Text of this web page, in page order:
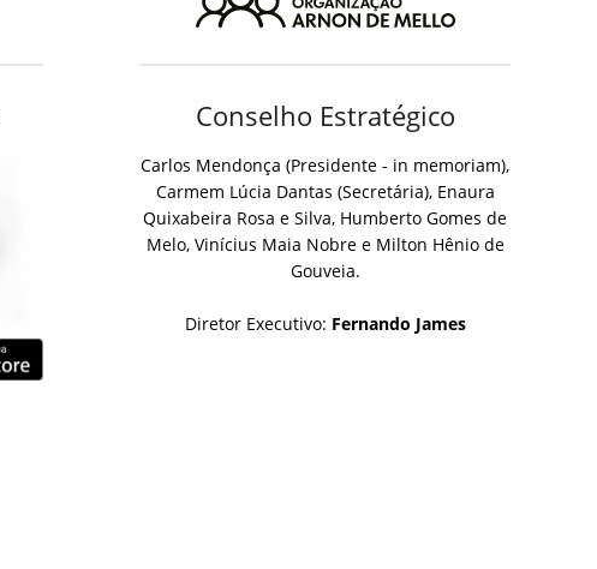
Conselho Estratégico
Carlos Mendonça (Presidente - in memoriam),
Carmem Lúcia Dantas (Secretária), Enaura
Quixabeira Rosa e Silva, Humberto Gomes de
Melo, Vinícius Maia Nobre e Milton Hênio de
Gouveia.
Diretor Executivo: Fernando James